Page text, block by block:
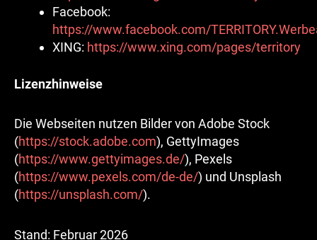
Facebook:
https://www.facebook.com/
XING: https://www.xing.com/pages/territory
Lizenzhinweise
Die Webseiten nutzen Bilder von Adobe Stock
(https://stock.adobe.com), GettyImages
(https://www.gettyimages.de/), Pexels
(https://www.pexels.com/de-de/) und Unsplash
(https://unsplash.com/).
Stand: Februar 2026